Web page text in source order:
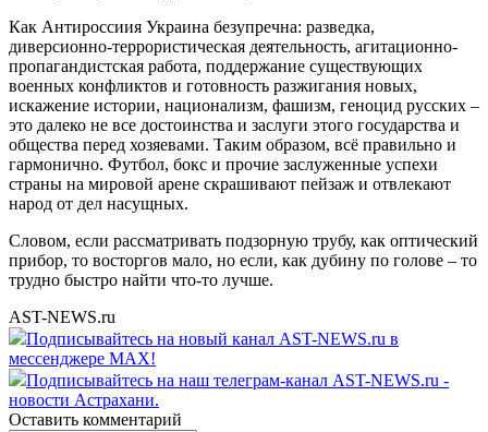
Как Антироссиия Украина безупречна: разведка,
диверсионно-террористическая деятельность, агитационно-
пропагандистская работа, поддержание существующих
военных конфликтов и готовность разжигания новых,
искажение истории, национализм, фашизм, геноцид русских –
это далеко не все достоинства и заслуги этого государства и
общества перед хозяевами. Таким образом, всё правильно и
гармонично. Футбол, бокс и прочие заслуженные успехи
страны на мировой арене скрашивают пейзаж и отвлекают
народ от дел насущных.
Словом, если рассматривать подзорную трубу, как оптический
прибор, то восторгов мало, но если, как дубину по голове – то
трудно быстро найти что-то лучше.
AST-NEWS.ru
Подписывайтесь на новый канал AST-NEWS.ru в
мессенджере MAX!
Подписывайтесь на наш телеграм-канал AST-NEWS.ru -
новости Астрахани.
Оставить комментарий